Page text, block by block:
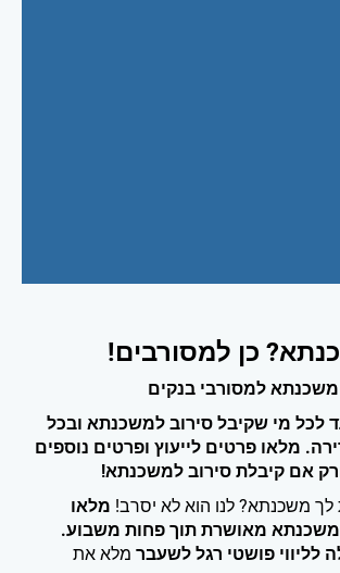
כן למסורבים!
משכנתא למסורבי בנקים
לכל מי שקיבל סירוב למשכנתא ובכל
מלאו פרטים לייעוץ ופרטים נוספים
אם קיבלת סירוב למשכנתא!
משכנתא? לנו הוא לא יסרב! מלאו
משכנתא מאושרת תוך פחות משבוע.
לליווי פושטי רגל לשעבר מלא את